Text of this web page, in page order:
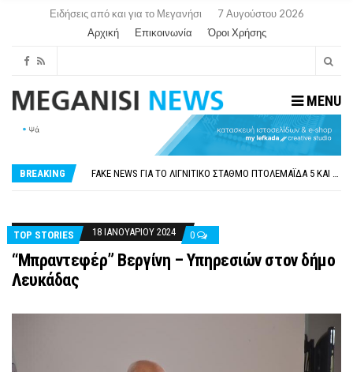
Ειδήσεις από και για το Μεγανήσι
7 Αυγούστου 2026
Αρχική
Επικοινωνία Όροι Χρήσης
MENU
BREAKING
ΠΑΡΑΙΤΉΘΗΚΕ Η ΑΝΤΙΔΉΜΑΡΧΟΣ ΠΟΛΙΤΙΣΜΟΎ ΜΕΓΑΝΗΣΊΟΥ Κ . ΕΥΑΓΓΕΛΊΑ ΜΕΛΆ. Η ΕΠΙΣΤΟΛΉ ΤΗΣ ΠΑΡΑΊΤΗΣΗΣ
FAKE NEWS ΓΙΑ ΤΟ ΛΙΓΝΙΤΙΚΌ ΣΤΑΘΜΌ ΠΤΟΛΕΜΑΪ́ΔΑ 5 ΚΑΙ ΤΗΝ ΕΝΕΡΓΕΙΑΚΉ ΑΣΦΆΛΕΙΑ ΤΗΣ ΧΏΡΑΣ
TOP STORIES
18 ΙΑΝΟΥΑΡΊΟΥ 2024 0
“Μπραντεφέρ” Βεργίνη – Υπηρεσιών στον δήμο
Λευκάδας